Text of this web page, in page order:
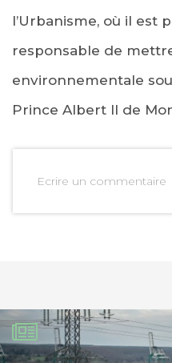
l’Urbanisme, où il est
responsable de
environnementale
Prince Albert II de
Ecrire un commentaire